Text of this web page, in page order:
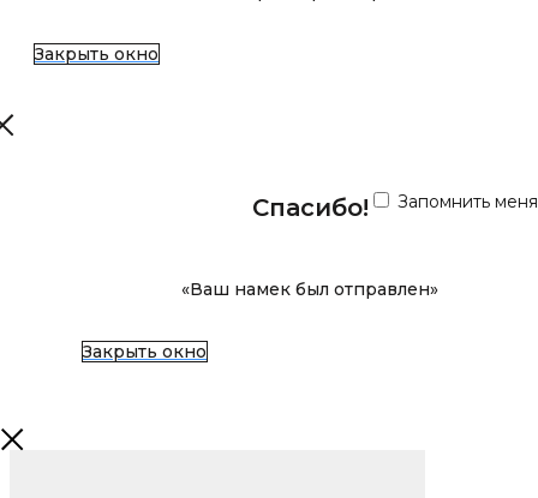
Закрыть окно
Спасибо!
«Ваш намек был отправлен»
Закрыть окно
Запомнить меня